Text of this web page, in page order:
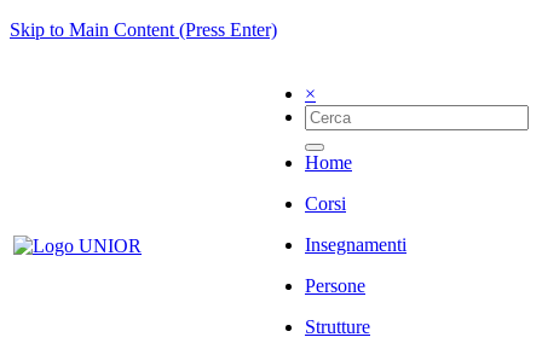
Skip to Main Content (Press Enter)
×
Home
Corsi
Insegnamenti
Persone
Strutture